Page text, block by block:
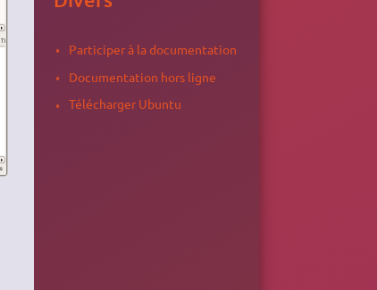
Participer à la documentation
Documentation hors ligne
Télécharger Ubuntu